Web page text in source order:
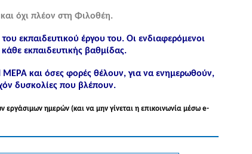
όχι πλέον στη Φιλοθέη.
εκπαιδευτικού έργου του. Οι ενδιαφερόμενοι
εκπαιδευτικής βαθμίδας.
ΜΕΡΑ και όσες φορές θέλουν, για να ενημερωθούν,
δυσκολίες που βλέπουν.
εργάσιμων ημερών (και να μην γίνεται η επικοινωνία μέσω e-